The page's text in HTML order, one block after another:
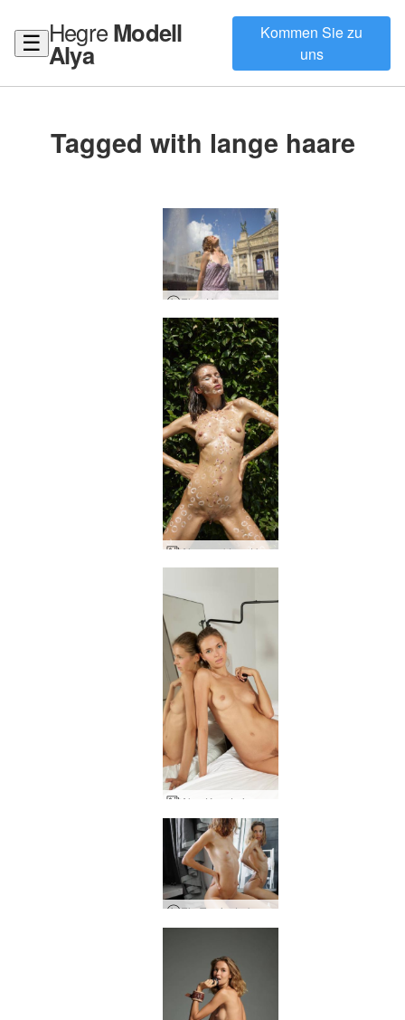
☰ HegreModell
Alya
Kommen Sie zu
uns
Tagged with lange haare
Eine Hommage an die Ukraine
Alya nackt und kreativ
Ein Tag im Leben von Alya - Erweiterte Version